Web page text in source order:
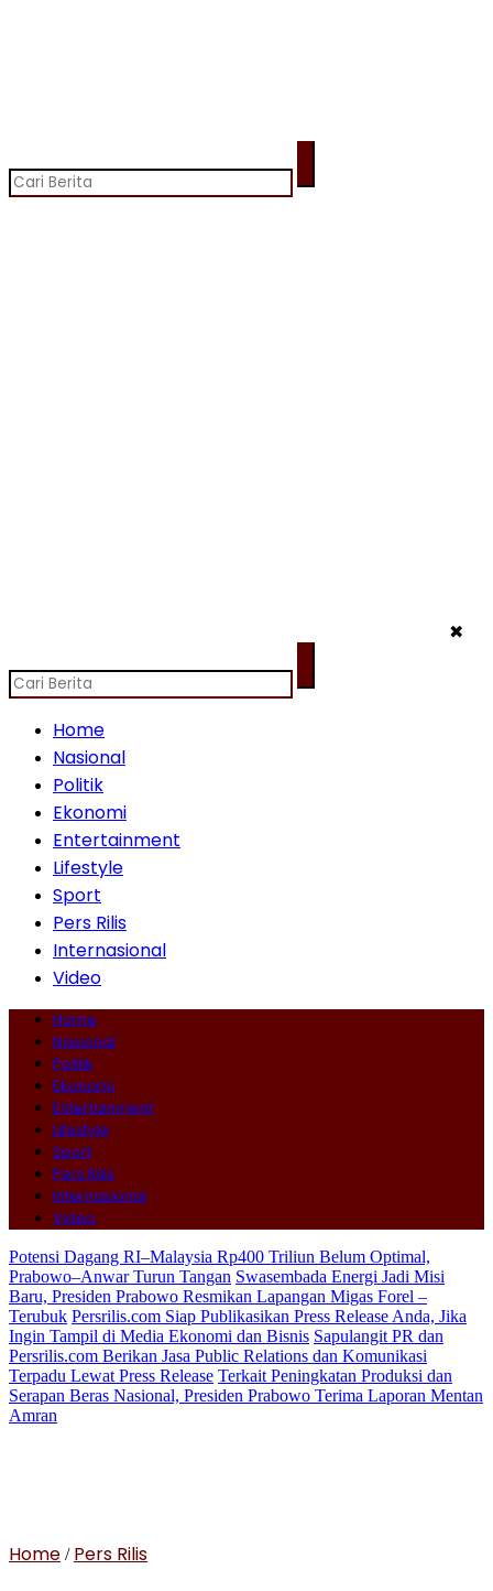
✖
Home
Nasional
Politik
Ekonomi
Entertainment
Lifestyle
Sport
Pers Rilis
Internasional
Video
Home
Nasional
Politik
Ekonomi
Entertainment
Lifestyle
Sport
Pers Rilis
Internasional
Video
Potensi Dagang RI–Malaysia Rp400 Triliun Belum Optimal,
Prabowo–Anwar Turun Tangan Swasembada Energi Jadi Misi
Baru, Presiden Prabowo Resmikan Lapangan Migas Forel –
Terubuk Persrilis.com Siap Publikasikan Press Release Anda, Jika
Ingin Tampil di Media Ekonomi dan Bisnis Sapulangit PR dan
Persrilis.com Berikan Jasa Public Relations dan Komunikasi
Terpadu Lewat Press Release Terkait Peningkatan Produksi dan
Serapan Beras Nasional, Presiden Prabowo Terima Laporan Mentan
Amran
Home / Pers Rilis